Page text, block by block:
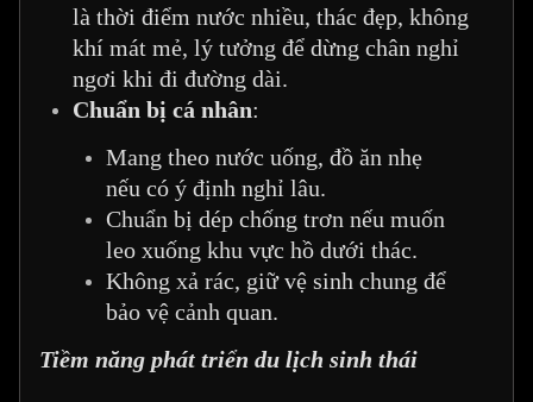
là thời điểm nước nhiều, thác đẹp, không
khí mát mẻ, lý tưởng để dừng chân nghỉ
ngơi khi đi đường dài.
Chuẩn bị cá nhân:
Mang theo nước uống, đồ ăn nhẹ
nếu có ý định nghỉ lâu.
Chuẩn bị dép chống trơn nếu muốn
leo xuống khu vực hồ dưới thác.
Không xả rác, giữ vệ sinh chung để
bảo vệ cảnh quan.
Tiềm năng phát triển du lịch sinh thái